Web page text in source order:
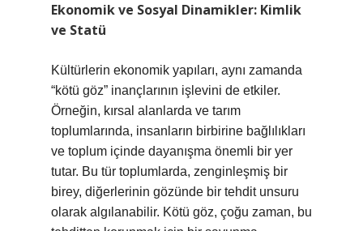
Ekonomik ve Sosyal Dinamikler: Kimlik
ve Statü
Kültürlerin ekonomik yapıları, aynı zamanda
“kötü göz” inançlarının işlevini de etkiler.
Örneğin, kırsal alanlarda ve tarım
toplumlarında, insanların birbirine bağlılıkları
ve toplum içinde dayanışma önemli bir yer
tutar. Bu tür toplumlarda, zenginleşmiş bir
birey, diğerlerinin gözünde bir tehdit unsuru
olarak algılanabilir. Kötü göz, çoğu zaman, bu